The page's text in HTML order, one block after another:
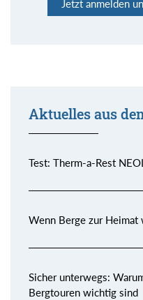
Jetzt anmelden
Aktuelles aus
Test: Therm-a-Rest
Wenn Berge zur Heimat
Sicher unterwegs:
Bergtouren wichtig sind